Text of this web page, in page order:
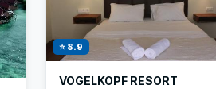
⭐ 8.9
VOGELKOPF RESORT